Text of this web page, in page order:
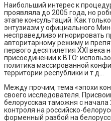
Наибольший интерес к
проявляла до 2005 года, но
этапе консультаций. Как
энтузиазм у официального
несправедливо игнорировать
авторитарному режиму и
первого десятилетия XXI века
присоединении к ВТО:
политика массированной
территории республики и т.д…
Между прочим, тема «эпохи
своего исследователя.
белорусская таможня с
контроля на российско-
форменный разбой на